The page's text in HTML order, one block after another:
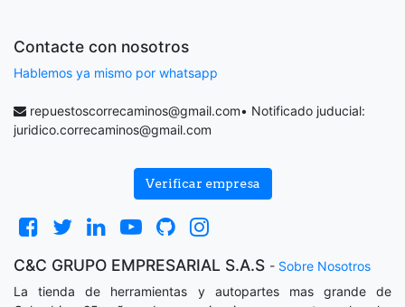
Contacte con nosotros
Hablemos ya mismo por whatsapp
repuestoscorrecaminos@gmail.com• Notificado juducial:
juridico.correcaminos@gmail.com
Verificar empresa
C&C GRUPO EMPRESARIAL S.A.S - Sobre Nosotros
La tienda de herramientas y autopartes mas grande de